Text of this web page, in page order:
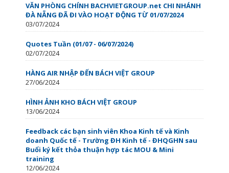
VĂN PHÒNG CHÍNH BACHVIETGROUP.net CHI NHÁNH
ĐÀ NẴNG ĐÃ ĐI VÀO HOẠT ĐỘNG TỪ 01/07/2024
03/07/2024
Quotes Tuần (01/07 - 06/07/2024)
02/07/2024
HÀNG AIR NHẬP ĐẾN BÁCH VIỆT GROUP
27/06/2024
HÌNH ẢNH KHO BÁCH VIỆT GROUP
13/06/2024
Feedback các bạn sinh viên Khoa Kinh tế và Kinh
doanh Quốc tế - Trường ĐH Kinh tế - ĐHQGHN sau
Buổi ký kết thỏa thuận hợp tác MOU & Mini
training
12/06/2024